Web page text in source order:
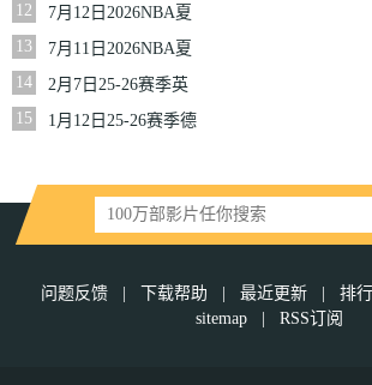
12
7月12日2026NBA夏
季联赛尼克斯VS马刺
13
7月11日2026NBA夏
季联赛公牛VS灰熊
14
2月7日25-26赛季英
超第25轮伯恩利VS西
汉姆联
15
1月12日25-26赛季德
问题反馈 下载帮助 最近更新 排
sitemap
RSS订阅